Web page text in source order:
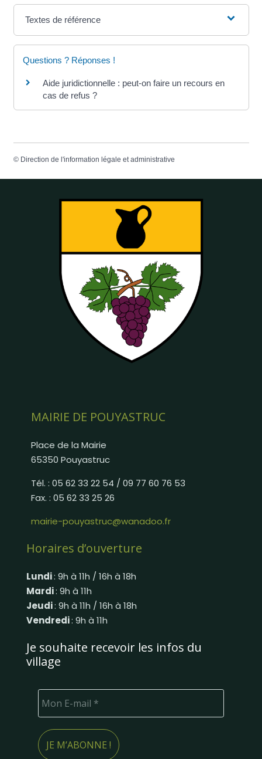
Textes de référence
Questions ? Réponses !
Aide juridictionnelle : peut-on faire un recours en
cas de refus ?
© Direction de l'information légale et administrative
MAIRIE DE POUYASTRUC
Place de la Mairie
65350 Pouyastruc
Tél. : 05 62 33 22 54 / 09 77 60 76 53
Fax. : 05 62 33 25 26
mairie-pouyastruc@wanadoo.fr
Horaires d’ouverture
Lundi: 9h à 11h / 16h à 18h
Mardi: 9h à 11h
Jeudi: 9h à 11h / 16h à 18h
Vendredi: 9h à 11h
Je souhaite recevoir les infos du
village